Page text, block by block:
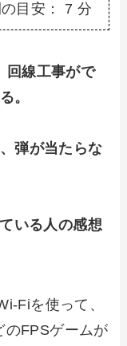
目安： 7 分
回線工事がで
。
弾が当たらな
いる人の感想
Fiを使って、
のFPSゲームが